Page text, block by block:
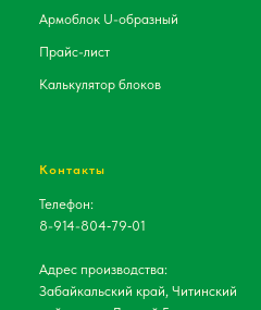
Армоблок U-образный
Прайс-лист
Калькулятор блоков
Контакты
Телефон:
8-914-804‑79‑01‬
Адрес производства:
Забайкальский край, Читинский